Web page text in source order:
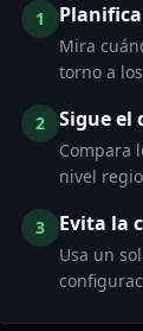
1
Mira
torno a
2 Sigue el
Compara
nivel
3 Evita la
Usa un